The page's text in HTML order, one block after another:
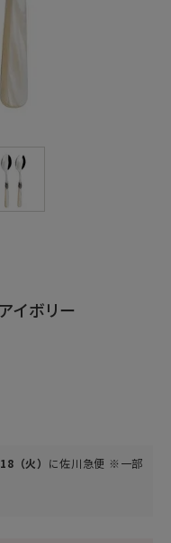
イボリー
（火） に佐川急便 ※一部